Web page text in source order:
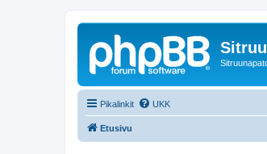
Pikalinkit UKK
Etusivu